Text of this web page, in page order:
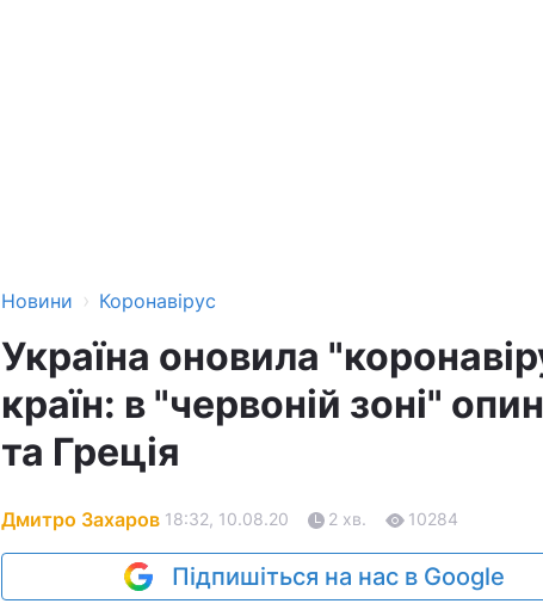
Новини › Коронавірус
Україна оновила
країн: в "червоній зоні"
та Греція
Дмитро Захаров 18:32, 10.08.20 2 хв. 10284
Підпишіться на нас в Google